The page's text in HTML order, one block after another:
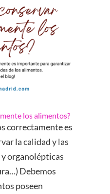
los alimentos?
correctamente es
la calidad y las
organolépticas
Debemos
poseen